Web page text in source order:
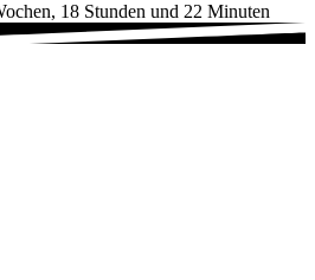
18 Stunden und 22 Minuten